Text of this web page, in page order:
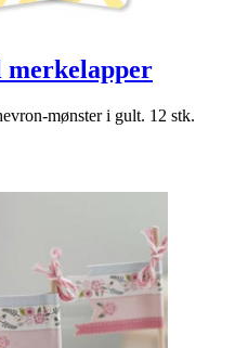
merkelapper
mønster i gult. 12 stk.